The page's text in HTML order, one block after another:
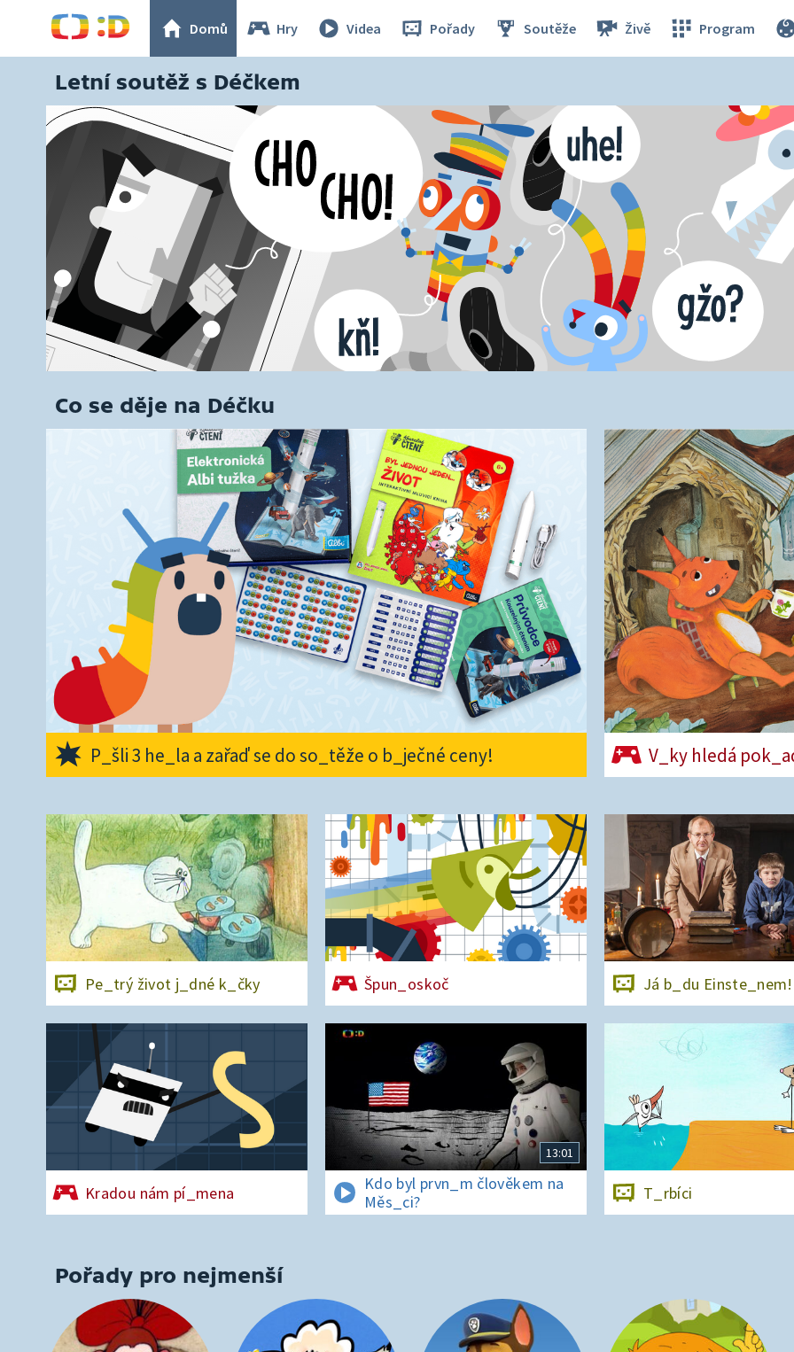
Domů Hry Videa Pořady Soutěže Živě Program
Letní soutěž s Déčkem
Co se děje na Déčku
P_šli 3 he_la a zařaď se do so_těže o b_ječné ceny! V_ky hledá
Pe_trý život j_dné k_čky Špun_oskoč Já b_du Einste_nem!
Kradou nám pí_mena
13:01
Kdo byl prvn_m člověkem na
Měs_ci?
T_rbíci
Pořady pro nejmenší